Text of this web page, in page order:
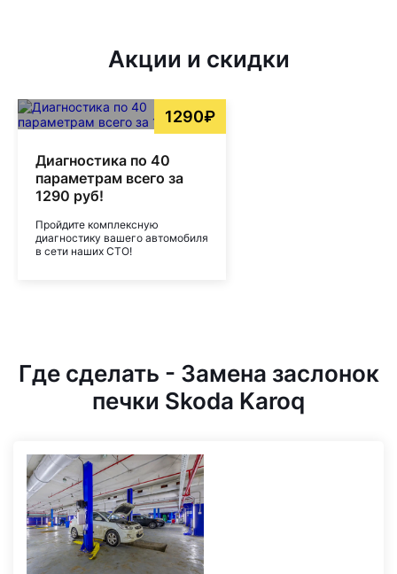
Акции и скидки
1290₽
Диагностика по 40
параметрам всего за
1290 руб!
Пройдите комплексную
диагностику вашего автомобиля
в сети наших СТО!
Где сделать - Замена заслонок
печки Skoda Karoq